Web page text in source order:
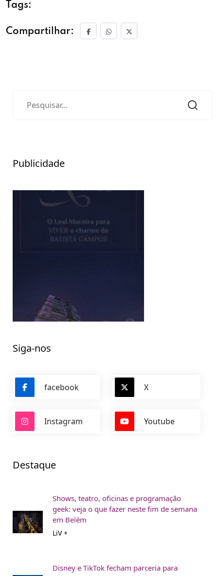
Tags:
Compartilhar:
Publicidade
Siga-nos
facebook X
Instagram Youtube
Destaque
Shows, teatro, oficinas e programação
geek: veja o que fazer neste fim de semana
em Belém
LiV +
Disney e TikTok fecham parceria para